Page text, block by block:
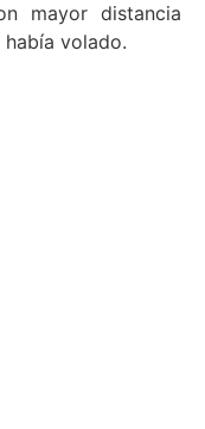
mayor distancia
volado.